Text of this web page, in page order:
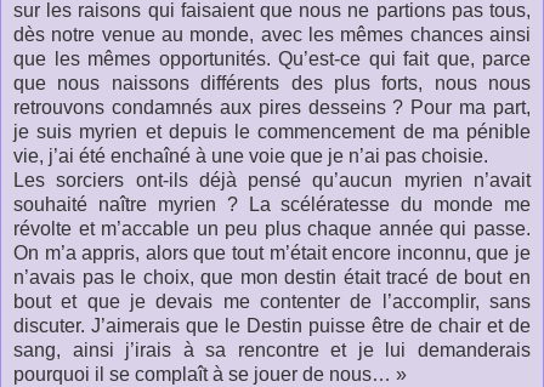
sur les raisons qui faisaient que nous ne partions pas tous,
dès notre venue au monde, avec les mêmes chances ainsi
que les mêmes opportunités. Qu’est-ce qui fait que, parce
que nous naissons différents des plus forts, nous nous
retrouvons condamnés aux pires desseins ? Pour ma part,
je suis myrien et depuis le commencement de ma pénible
vie, j’ai été enchaîné à une voie que je n’ai pas choisie.
Les sorciers ont-ils déjà pensé qu’aucun myrien n’avait
souhaité naître myrien ? La scélératesse du monde me
révolte et m’accable un peu plus chaque année qui passe.
On m’a appris, alors que tout m’était encore inconnu, que je
n’avais pas le choix, que mon destin était tracé de bout en
bout et que je devais me contenter de l’accomplir, sans
discuter. J’aimerais que le Destin puisse être de chair et de
sang, ainsi j’irais à sa rencontre et je lui demanderais
pourquoi il se complaît à se jouer de nous… »